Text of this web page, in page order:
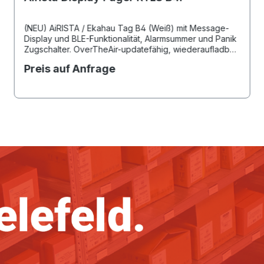
(NEU) AiRISTA / Ekahau Tag B4 (Weiß) mit Message-
Display und BLE-Funktionalität, Alarmsummer und Panik
Zugschalter. OverTheAir-updatefähig, wiederaufladbar,
zwei frei programmierbare Funktionstasten. Im
Preis auf Anfrage